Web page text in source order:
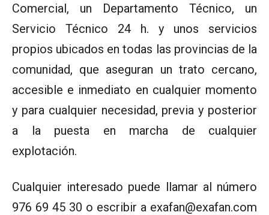
Comercial, un Departamento Técnico, un
Servicio Técnico 24 h. y unos servicios
propios ubicados en todas las provincias de la
comunidad, que aseguran un trato cercano,
accesible e inmediato en cualquier momento
y para cualquier necesidad, previa y posterior
a la puesta en marcha de cualquier
explotación.
Cualquier interesado puede llamar al número
976 69 45 30 o escribir a exafan@exafan.com